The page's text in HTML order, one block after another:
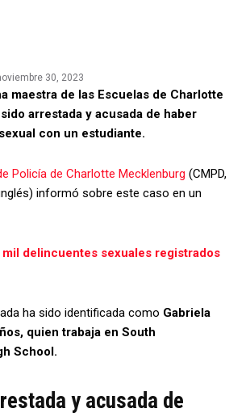
30, 2023
maestra de las Escuelas de Charlotte
arrestada y acusada de haber
con un estudiante.
Policía de Charlotte Mecklenburg (CMPD,
informó sobre este caso en un
mil delincuentes sexuales registrados
ha sido identificada como Gabriela
quien trabaja en South
School.
y acusada de